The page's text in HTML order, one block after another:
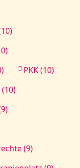
PKK (10)
(9)